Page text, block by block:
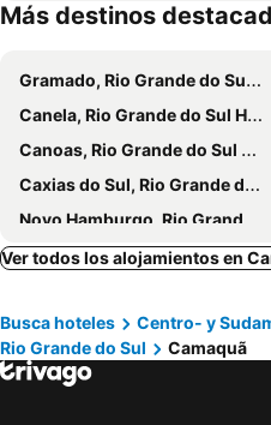
Más destinos
Gramado, Rio Grande do Sul Hoteles
Canela, Rio Grande do Sul Hoteles
Canoas, Rio Grande do Sul Hoteles
Caxias do Sul, Rio Grande do Sul Hoteles
Novo Hamburgo, Rio Grande do Sul Hoteles
Florianópolis, Santa Catarina Hoteles
Maragogi, Alagoas Hoteles
Bombinhas, Santa Catarina Hoteles
Ver todos los alojamientos en
Busca hoteles Centro- y
Rio Grande do Sul
Camaquã